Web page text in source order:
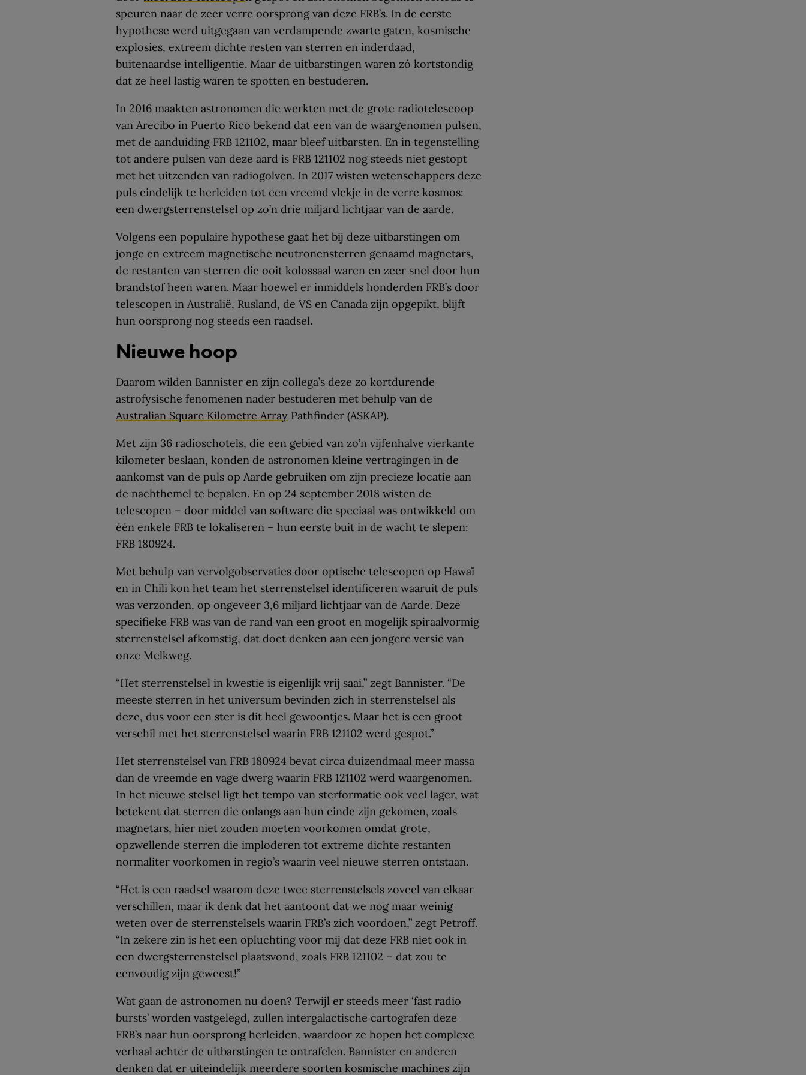
speuren naar de zeer verre oorsprong van deze FRB’s. In de eerste
hypothese werd uitgegaan van verdampende zwarte gaten, kosmische
explosies, extreem dichte resten van sterren en inderdaad,
buitenaardse intelligentie. Maar de uitbarstingen waren zó kortstondig
dat ze heel lastig waren te spotten en bestuderen.
In 2016 maakten astronomen die werkten met de grote radiotelescoop
van Arecibo in Puerto Rico bekend dat een van de waargenomen pulsen,
met de aanduiding FRB 121102, maar bleef uitbarsten. En in tegenstelling
tot andere pulsen van deze aard is FRB 121102 nog steeds niet gestopt
met het uitzenden van radiogolven. In 2017 wisten wetenschappers deze
puls eindelijk te herleiden tot een vreemd vlekje in de verre kosmos:
een dwergsterrenstelsel op zo’n drie miljard lichtjaar van de aarde.
Volgens een populaire hypothese gaat het bij deze uitbarstingen om
jonge en extreem magnetische neutronensterren genaamd magnetars,
de restanten van sterren die ooit kolossaal waren en zeer snel door hun
brandstof heen waren. Maar hoewel er inmiddels honderden FRB’s door
telescopen in Australië, Rusland, de VS en Canada zijn opgepikt, blijft
hun oorsprong nog steeds een raadsel.
Nieuwe hoop
Daarom wilden Bannister en zijn collega’s deze zo kortdurende
astrofysische fenomenen nader bestuderen met behulp van de
Australian Square Kilometre Array Pathfinder (ASKAP).
Met zijn 36 radioschotels, die een gebied van zo’n vijfenhalve vierkante
kilometer beslaan, konden de astronomen kleine vertragingen in de
aankomst van de puls op Aarde gebruiken om zijn precieze locatie aan
de nachthemel te bepalen. En op 24 september 2018 wisten de
telescopen – door middel van software die speciaal was ontwikkeld om
één enkele FRB te lokaliseren – hun eerste buit in de wacht te slepen:
FRB 180924.
Met behulp van vervolgobservaties door optische telescopen op Hawaï
en in Chili kon het team het sterrenstelsel identificeren waaruit de puls
was verzonden, op ongeveer 3,6 miljard lichtjaar van de Aarde. Deze
specifieke FRB was van de rand van een groot en mogelijk spiraalvormig
sterrenstelsel afkomstig, dat doet denken aan een jongere versie van
onze Melkweg.
“Het sterrenstelsel in kwestie is eigenlijk vrij saai,” zegt Bannister. “De
meeste sterren in het universum bevinden zich in sterrenstelsel als
deze, dus voor een ster is dit heel gewoontjes. Maar het is een groot
verschil met het sterrenstelsel waarin FRB 121102 werd gespot.”
Het sterrenstelsel van FRB 180924 bevat circa duizendmaal meer massa
dan de vreemde en vage dwerg waarin FRB 121102 werd waargenomen.
In het nieuwe stelsel ligt het tempo van sterformatie ook veel lager, wat
betekent dat sterren die onlangs aan hun einde zijn gekomen, zoals
magnetars, hier niet zouden moeten voorkomen omdat grote,
opzwellende sterren die imploderen tot extreme dichte restanten
normaliter voorkomen in regio’s waarin veel nieuwe sterren ontstaan.
“Het is een raadsel waarom deze twee sterrenstelsels zoveel van elkaar
verschillen, maar ik denk dat het aantoont dat we nog maar weinig
weten over de sterrenstelsels waarin FRB’s zich voordoen,” zegt Petroff.
“In zekere zin is het een opluchting voor mij dat deze FRB niet ook in
een dwergsterrenstelsel plaatsvond, zoals FRB 121102 – dat zou te
eenvoudig zijn geweest!”
Wat gaan de astronomen nu doen? Terwijl er steeds meer ‘fast radio
bursts’ worden vastgelegd, zullen intergalactische cartografen deze
FRB’s naar hun oorsprong herleiden, waardoor ze hopen het complexe
verhaal achter de uitbarstingen te ontrafelen. Bannister en anderen
denken dat er uiteindelijk meerdere soorten kosmische machines zijn